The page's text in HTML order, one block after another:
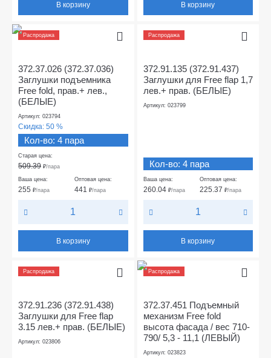
В корзину В корзину
Распродажа
372.37.026 (372.37.036)
Заглушки подъемника
Free fold, прав.+ лев.,
(БЕЛЫЕ)
Артикул: 023794
Скидка: 50 %
Кол-во: 4 пара
Старая цена:
509.39 ₽/пара
Ваша цена:
255 ₽/пара
Оптовая цена:
441₽/пара
В корзину
Распродажа
372.91.135 (372.91.437)
Заглушки для Free flap 1,7
лев.+ прав. (БЕЛЫЕ)
Артикул: 023799
Кол-во: 4 пара
Ваша цена:
260.04 ₽/пара
Оптовая цена:
225.37 ₽/пара
В корзину
Распродажа
372.91.236 (372.91.438)
Заглушки для Free flap
3.15 лев.+ прав. (БЕЛЫЕ)
Артикул: 023806
Распродажа
372.37.451 Подъемный
механизм Free fold
высота фасада / вес 710-
790/ 5,3 - 11,1 (ЛЕВЫЙ)
Артикул: 023823